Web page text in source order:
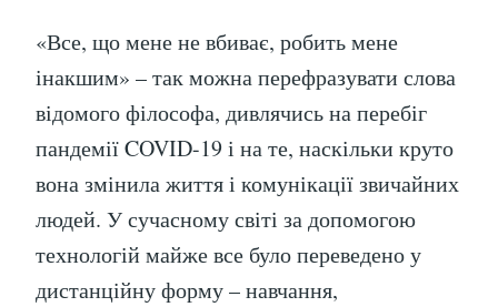
«Все, що мене не вбиває, робить мене
інакшим» – так можна перефразувати слова
відомого філософа, дивлячись на перебіг
пандемії COVID-19 і на те, наскільки круто
вона змінила життя і комунікації звичайних
людей. У сучасному світі за допомогою
технологій майже все було переведено у
дистанційну форму – навчання,